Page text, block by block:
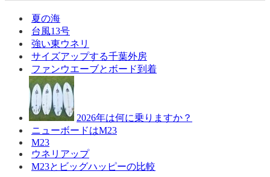
夏の海
台風13号
強い東ウネリ
サイズアップする千葉外房
ファンウエーブとボード到着
2026年は何に乗りますか？
ニューボードはM23
M23
ウネリアップ
M23とビッグハッピーの比較